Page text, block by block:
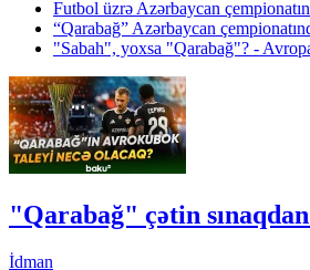
Futbol üzrə Azərbaycan
“Qarabağ” Azərbaycan
"Sabah", yoxsa "Qarabağ"? -
"Qarabağ" çətin
İdman